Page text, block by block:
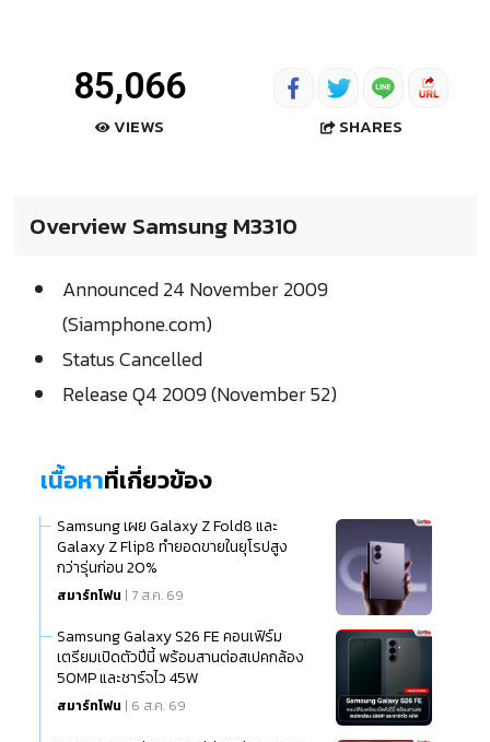
85,066
VIEWS SHARES
Overview Samsung M3310
Announced 24 November 2009
(Siamphone.com)
Status Cancelled
Release Q4 2009 (November 52)
เนื้อหาที่เกี่ยวข้อง
Samsung เผย Galaxy Z Fold8 และ
Galaxy Z Flip8 ทำยอดขายในยุโรปสูง
กว่ารุ่นก่อน 20%
สมาร์ทโฟน | 7 ส.ค. 69
Samsung Galaxy S26 FE คอนเฟิร์ม
เตรียมเปิดตัวปีนี้ พร้อมสานต่อสเปคกล้อง
50MP และชาร์จไว 45W
สมาร์ทโฟน | 6 ส.ค. 69